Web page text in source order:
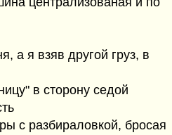
а я взяв другой груз, в
в сторону седой
с разбираловкой, бросая